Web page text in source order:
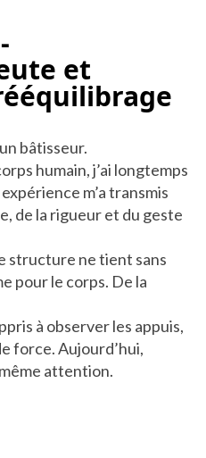
et
bâtisseur.
humain, j’ai longtemps
m’a transmis
de la rigueur et du geste
structure ne tient sans
pour le corps. De la
à observer les appuis,
force. Aujourd’hui,
attention.